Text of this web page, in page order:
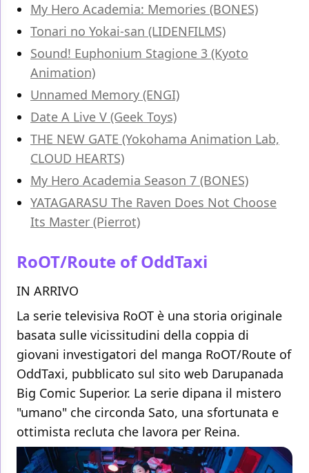
My Hero Academia: Memories (BONES)
Tonari no Yokai-san (LIDENFILMS)
Sound! Euphonium Stagione 3 (Kyoto
Animation)
Unnamed Memory (ENGI)
Date A Live V (Geek Toys)
THE NEW GATE (Yokohama Animation Lab,
CLOUD HEARTS)
My Hero Academia Season 7 (BONES)
YATAGARASU The Raven Does Not Choose
Its Master (Pierrot)
RoOT/Route of OddTaxi
IN ARRIVO
La serie televisiva RoOT è una storia originale
basata sulle vicissitudini della coppia di
giovani investigatori del manga RoOT/Route of
OddTaxi, pubblicato sul sito web Darupanada
Big Comic Superior. La serie dipana il mistero
"umano" che circonda Sato, una sfortunata e
ottimista recluta che lavora per Reina.